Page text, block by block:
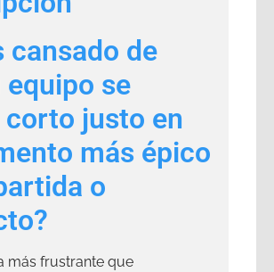
cansado de
equipo se
corto justo en
más épico
o
más frustrante que